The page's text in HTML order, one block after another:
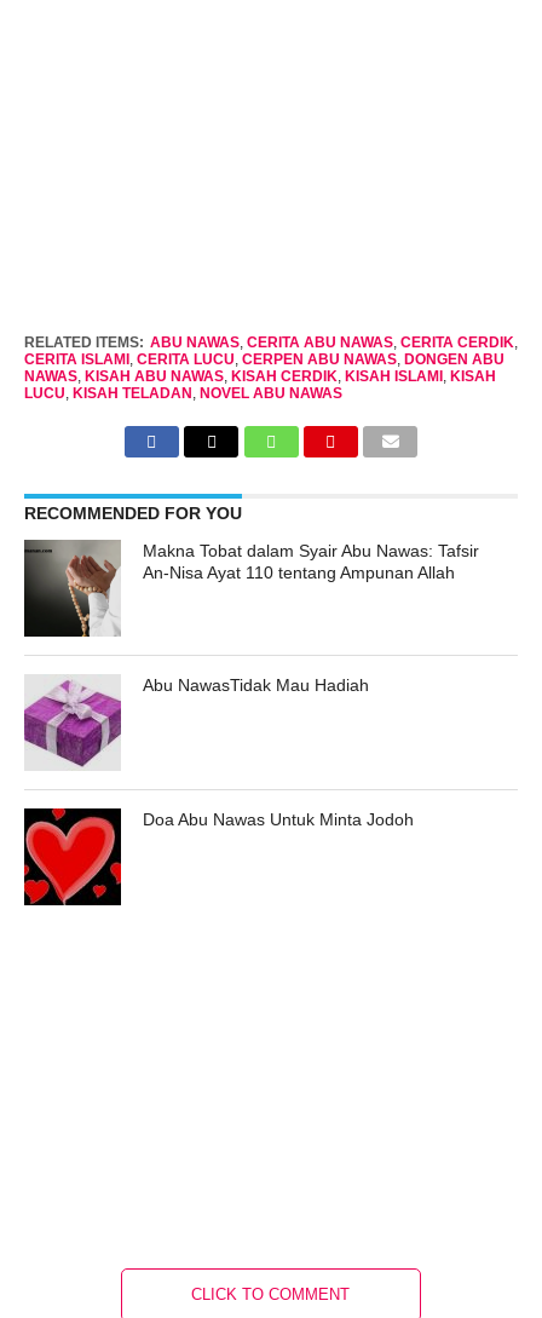
RELATED ITEMS: ABU NAWAS, CERITA ABU NAWAS, CERITA CERDIK,
CERITA ISLAMI , CERITA LUCU, CERPEN ABU NAWAS, DONGEN ABU
NAWAS, KISAH ABU NAWAS, KISAH CERDIK, KISAH ISLAMI , KISAH
LUCU, KISAH TELADAN , NOVEL ABU NAWAS
RECOMMENDED FOR YOU
Makna Tobat dalam Syair Abu Nawas: Tafsir
An-Nisa Ayat 110 tentang Ampunan Allah
Abu NawasTidak Mau Hadiah
Doa Abu Nawas Untuk Minta Jodoh
CLICK TO COMMENT